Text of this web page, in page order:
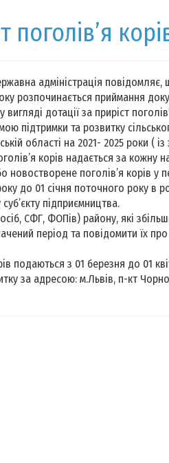
адміністрація повідомляє,
розпочинається приймання
дотації за приріст
підтримки та розвитку
області на 2021- 2025 роки ( із
корів надається за кожну
поголів’я корів у
до 01 січня поточного року в
підприємництва.
СФГ, ФОПів) району, які
період та повідомити їх про
подаються з 01 березня до 01
за адресою: м.Львів, п-кт